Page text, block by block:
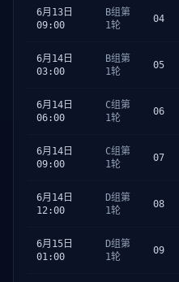
6月13日
09:00
B组第
1轮
04
6月14日
03:00
B组第
1轮
05
6月14日
06:00
C组第
1轮
06
6月14日
09:00
C组第
1轮
07
6月14日
12:00
D组第
1轮
08
6月15日
01:00
D组第
1轮
09